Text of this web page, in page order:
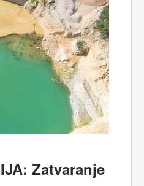
23 miliona ljudi
Zatvaranje